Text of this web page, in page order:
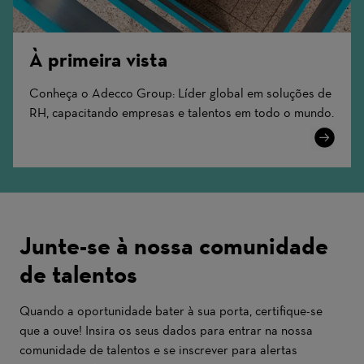
À primeira vista
Conheça o Adecco Group: Líder global em soluções de
RH, capacitando empresas e talentos em todo o mundo.
Learn
Junte-se à nossa comunidade
de talentos
Quando a oportunidade bater à sua porta, certifique-se
que a ouve! Insira os seus dados para entrar na nossa
comunidade de talentos e se inscrever para alertas